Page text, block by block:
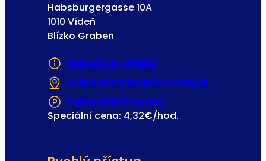
Habsburgergasse 10A
1010 Vídeň
Blízko Graben
Kontakt & příjezd
Zobrazit na Mapách Google
Parkoviště Freyung
Speciální cena: 4,32€/hod.